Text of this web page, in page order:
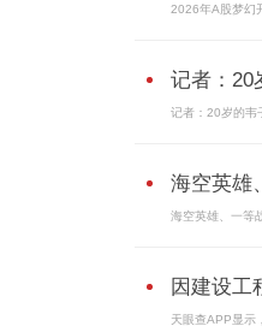
2026年A股梦幻
记者：20
记者：20岁的韦
海空英雄
海空英雄、一等
因建设工
天眼查APP显示